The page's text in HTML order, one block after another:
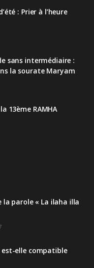
: Prier à l’heure
sans intermédiaire :
la sourate Maryam
13ème RAMHA
la parole « La ilaha illa
elle compatible